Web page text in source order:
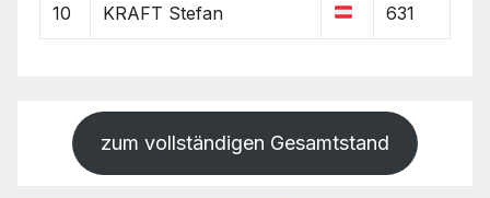
10 KRAFT Stefan 631
zum vollständigen Gesamtstand